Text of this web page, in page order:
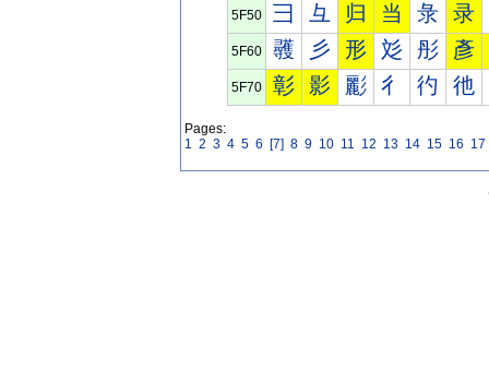
5F50 彐 彑 归 当 彔 录
5F60 彠 彡 形 彣 彤 彥
5F70 彰 影 彲 彳 彴 彵
Pages:
1 2 3 4 5 6 [7] 8 9 10 11 12 13 14 15 16 17